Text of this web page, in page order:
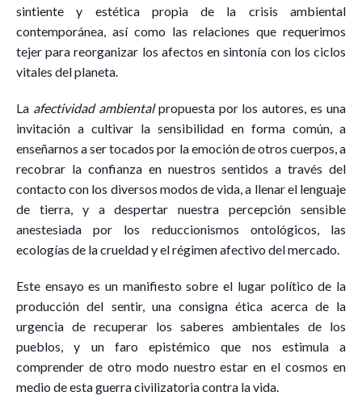
sintiente y estética propia de la crisis ambiental
contemporánea, así como las relaciones que requerimos
tejer para reorganizar los afectos en sintonía con los ciclos
vitales del planeta.
La afectividad ambientalpropuesta por los autores, es una
invitación a cultivar la sensibilidad en forma común, a
enseñarnos a ser tocados por la emoción de otros cuerpos, a
recobrar la confianza en nuestros sentidos a través del
contacto con los diversos modos de vida, a llenar el lenguaje
de tierra, y a despertar nuestra percepción sensible
anestesiada por los reduccionismos ontológicos, las
ecologías de la crueldad y el régimen afectivo del mercado.
Este ensayo es un manifiesto sobre el lugar político de la
producción del sentir, una consigna ética acerca de la
urgencia de recuperar los saberes ambientales de los
pueblos, y un faro epistémico que nos estimula a
comprender de otro modo nuestro estar en el cosmos en
medio de esta guerra civilizatoria contra la vida.